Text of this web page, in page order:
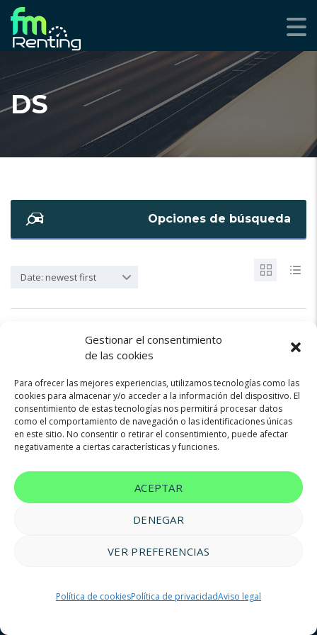
Gestionar el consentimiento
de las cookies
Para ofrecer las mejores experiencias, utilizamos tecnologías como las
cookies para almacenar y/o acceder a la información del dispositivo. El
consentimiento de estas tecnologías nos permitirá procesar datos
como el comportamiento de navegación o las identificaciones únicas
en este sitio. No consentir o retirar el consentimiento, puede afectar
negativamente a ciertas características y funciones.
ACEPTAR
DENEGAR
VER PREFERENCIAS
Política de cookiesPolítica de privacidadAviso legal
DS
Opciones de búsqueda
Date: newest first
Not found any vehicle based on your filter
Try another filter, location or keywords
Reset filters
de cookies|Accesibilidad